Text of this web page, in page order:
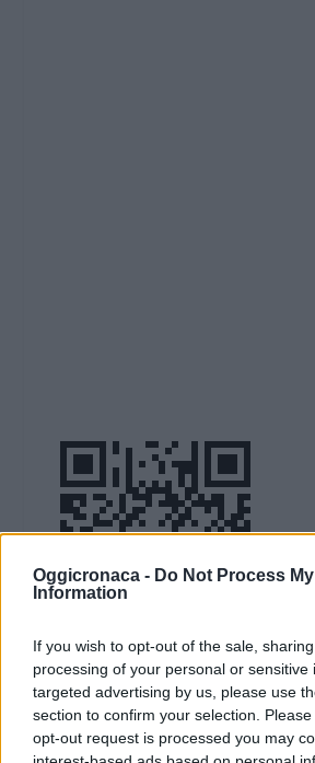
Oggicronaca - Do Not Process
Information
If you wish to opt-out of the sale,
processing of your personal or sensitive
targeted advertising by us, please use
section to confirm your selection.
opt-out request is processed you may
DOWNLOAD QR 🠋
Condividi: